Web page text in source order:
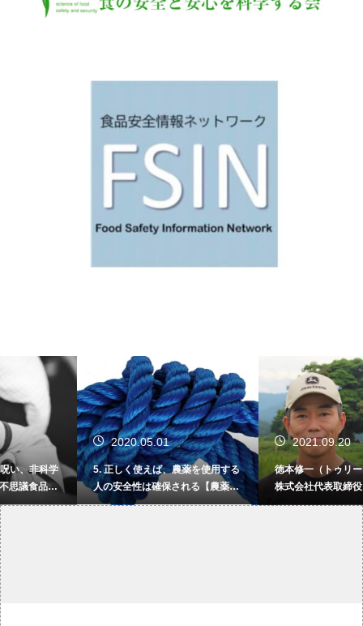
2020.05.01
5. 正しく使えば、農薬を使用する
人の安全性は確保される【農薬を
めぐる重要な10項目】
2021.09.20
徳本修一（トゥリーアンドノーフ
株式会社代表取締役）